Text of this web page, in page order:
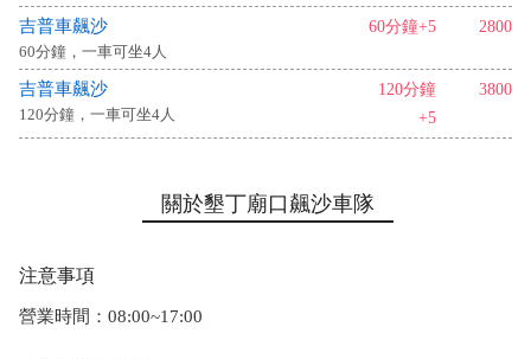
吉普車飆沙
60分鐘，一車可坐4人
60分鐘+5 2800
吉普車飆沙
120分鐘，一車可坐4人
120分鐘
+5
3800
關於墾丁廟口飆沙車隊
注意事項
營業時間：08:00~17:00